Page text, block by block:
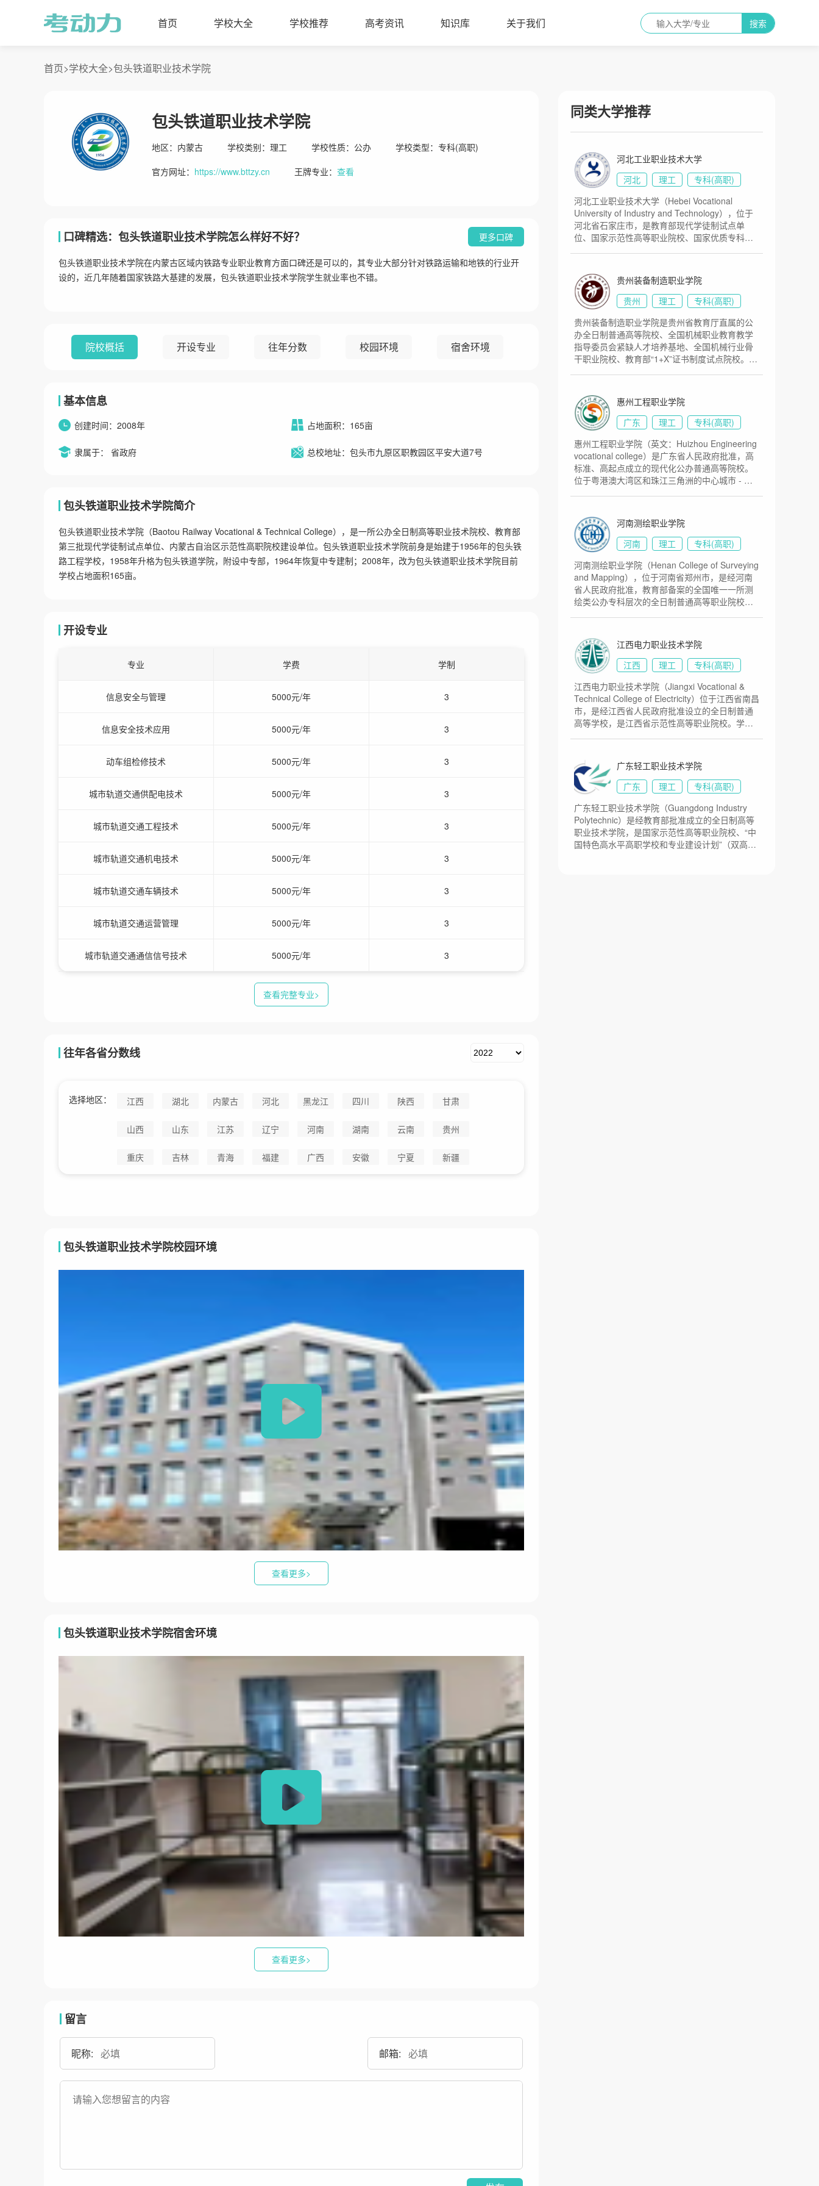
首页 学校大全 学校推荐 高考资讯 知识库 关于我们 搜索
首页>学校大全>包头铁道职业技术学院
包头铁道职业技术学院
地区： 内蒙古 学校类别： 理工 学校性质： 公办 学校类型： 专科(高职)
官方网址： https://www.bttzy.cn 王牌专业： 查看
口碑精选：包头铁道职业技术学院怎么样好不好？ 更多口碑
包头铁道职业技术学院在内蒙古区域内铁路专业职业教育方面口碑还是可以的，其专业大部分针对铁路运输和地铁的行业开
设的，近几年随着国家铁路大基建的发展，包头铁道职业技术学院学生就业率也不错。
院校概括 开设专业 往年分数 校园环境 宿舍环境
基本信息
创建时间：2008年 占地面积：165亩
隶属于： 省政府 总校地址：包头市九原区职教园区平安大道7号
包头铁道职业技术学院简介
包头铁道职业技术学院（Baotou Railway Vocational & Technical College），是一所公办全日制高等职业技术院校、教育部
第三批现代学徒制试点单位、内蒙古自治区示范性高职院校建设单位。包头铁道职业技术学院前身是始建于1956年的包头铁
路工程学校，1958年升格为包头铁道学院，附设中专部，1964年恢复中专建制；2008年，改为包头铁道职业技术学院目前
学校占地面积165亩。
开设专业
专业 学费 学制
信息安全与管理 5000元/年 3
信息安全技术应用 5000元/年 3
动车组检修技术 5000元/年 3
城市轨道交通供配电技术 5000元/年 3
城市轨道交通工程技术 5000元/年 3
城市轨道交通机电技术 5000元/年 3
城市轨道交通车辆技术 5000元/年 3
城市轨道交通运营管理 5000元/年 3
城市轨道交通通信信号技术 5000元/年 3
查看完整专业>
往年各省分数线
选择地区： 江西 湖北 内蒙古 河北 黑龙江 四川 陕西 甘肃
山西 山东 江苏 辽宁 河南 湖南 云南 贵州
重庆 吉林 青海 福建 广西 安徽 宁夏 新疆
包头铁道职业技术学院校园环境
查看更多>
包头铁道职业技术学院宿舍环境
查看更多>
留言
昵称: 邮箱:
同类大学推荐
河北工业职业技术大学
河北
理工
专科(高职)
河北工业职业技术大学（Hebei Vocational
University of Industry and Technology），位于
河北省石家庄市，是教育部现代学徒制试点单
位、国家示范性高等职业院校、国家优质专科高
1999年，在河北冶金职工大学与河北省冶金工业
学校基础上建立河北工业职业技术学院。2003
年，河北工业职业技术学院唐山分院改建为唐山
科技职业技术学院，河北外贸学校并入河北工业
职业技术学院。2013年10月，河北银行学校并入
河北工业职业技术学院。2021年1月，经教育部
批复，整合河北工业职业技术学院与河北科技大
学理工学院办学资源，转设河北工业职业技术大
学，学校有红旗、新石、平山三个校区，校园占
贵州装备制造职业学院
贵州
理工
专科(高职)
贵州装备制造职业学院是贵州省教育厅直属的公
办全日制普通高等院校、全国机械职业教育教学
指导委员会紧缺人才培养基地、全国机械行业骨
干职业院校、教育部“1+X”证书制度试点院校。学
校，于1988年改为贵州省机械工业学校，2017年
2月正式创办贵州装备制造职业学院，目前学校总
体占地面积500亩。
惠州工程职业学院
广东
理工
专科(高职)
惠州工程职业学院（英文：Huizhou Engineering
vocational college）是广东省人民政府批准，高
标准、高起点成立的现代化公办普通高等院校。
位于粤港澳大湾区和珠江三角洲的中心城市 - 惠
政府设立惠州工程职业学院，目前学校总体占地
面积570亩。河南测绘职业学院
河南
理工
专科(高职)
河南测绘职业学院（Henan College of Surveying
and Mapping），位于河南省郑州市，是经河南
省人民政府批准，教育部备案的全国唯一一所测
绘类公办专科层次的全日制普通高等职业院校，
上新建“河南测绘职业学院”。2021年10月，河南
测绘职业学院正式入驻航空港区联合创新中心，
目前学校总体占地面积102亩。
江西电力职业技术学院
江西
理工
专科(高职)
江西电力职业技术学院（Jiangxi Vocational &
Technical College of Electricity）位于江西省南昌
市，是经江西省人民政府批准设立的全日制普通
高等学校，是江西省示范性高等职业院校。学院
学院，目前学校总体占地面积479亩。
广东轻工职业技术学院
广东
理工
专科(高职)
广东轻工职业技术学院（Guangdong Industry
Polytechnic）是经教育部批准成立的全日制高等
职业技术学院，是国家示范性高等职业院校、“中
国特色高水平高职学校和专业建设计划”（双高计